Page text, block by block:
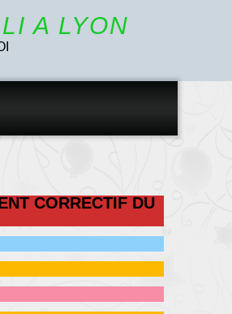
A LYON
CORRECTIF DU